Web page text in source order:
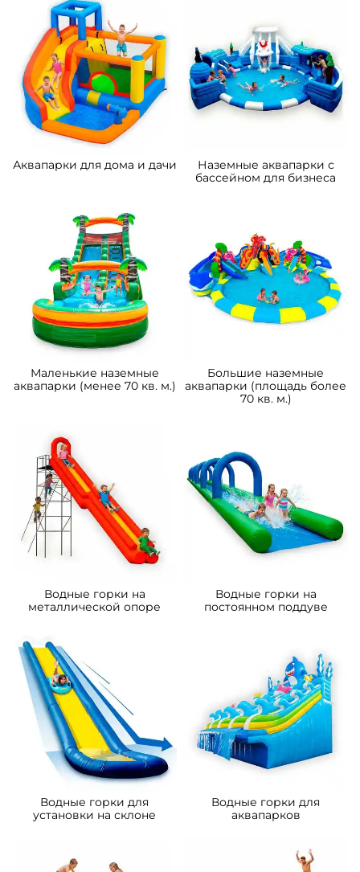
Аквапарки для дома и дачи
Наземные аквапарки с
бассейном для бизнеса
Маленькие наземные
аквапарки (менее 70 кв. м.)
Большие наземные
аквапарки (площадь более
70 кв. м.)
Водные горки на
металлической опоре
Водные горки на
постоянном поддуве
Водные горки для
установки на склоне
Водные горки для
аквапарков